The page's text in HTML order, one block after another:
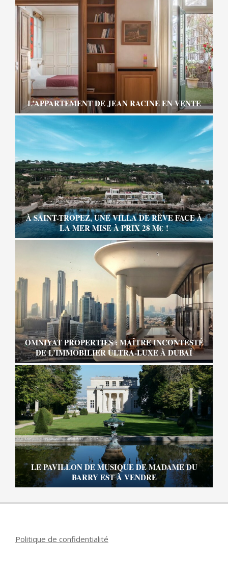
L’APPARTEMENT DE JEAN RACINE EN VENTE
À SAINT-TROPEZ, UNE VILLA DE RÊVE FACE À
LA MER MISE À PRIX 28 M€ !
OMNIYAT PROPERTIES : MAÎTRE INCONTESTÉ
DE L’IMMOBILIER ULTRA-LUXE À DUBAÏ
LE PAVILLON DE MUSIQUE DE MADAME DU
BARRY EST À VENDRE
Politique de confidentialité